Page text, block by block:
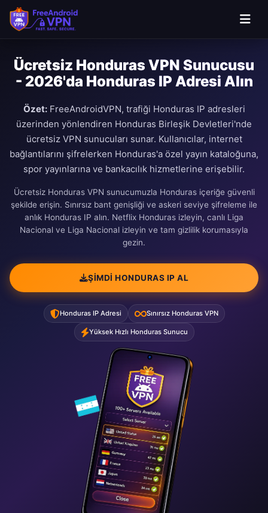
Ücretsiz Honduras VPN Sunucusu
- 2026'da Honduras IP Adresi Alın
Özet:FreeAndroidVPN, trafiği Honduras IP adresleri
üzerinden yönlendiren Honduras Birleşik Devletleri'nde
ücretsiz VPN sunucuları sunar. Kullanıcılar, internet
bağlantılarını şifrelerken Honduras'a özel yayın kataloğuna,
spor yayınlarına ve bankacılık hizmetlerine erişebilir.
Ücretsiz Honduras VPN sunucumuzla Honduras içeriğe güvenli
şekilde erişin. Sınırsız bant genişliği ve askeri seviye şifreleme ile
anlık Honduras IP alın. Netflix Honduras izleyin, canlı Liga
Nacional ve Liga Nacional izleyin ve tam gizlilik korumasıyla
gezin.
ŞIMDI HONDURAS IP AL
Honduras IP Adresi Sınırsız Honduras VPN
Yüksek Hızlı Honduras Sunucu